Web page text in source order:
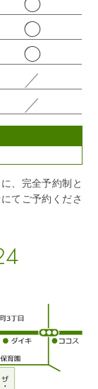
◯
◯
／
／
、完全予約制と
てご予約くださ